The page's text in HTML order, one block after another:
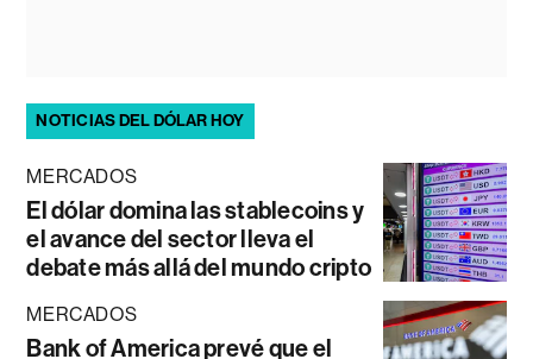
NOTICIAS DEL DÓLAR HOY
MERCADOS
El dólar domina las stablecoins y
el avance del sector lleva el
debate más allá del mundo cripto
MERCADOS
Bank of America prevé que el